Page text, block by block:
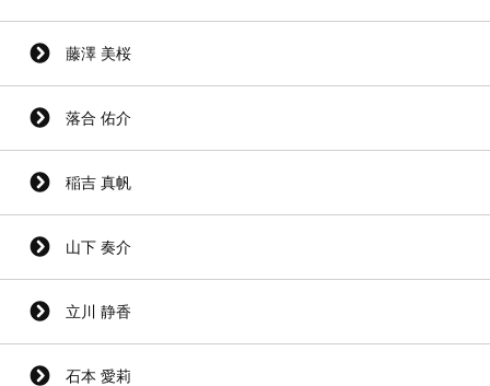
藤澤 美桜
落合 佑介
稲吉 真帆
山下 奏介
立川 静香
石本 愛莉